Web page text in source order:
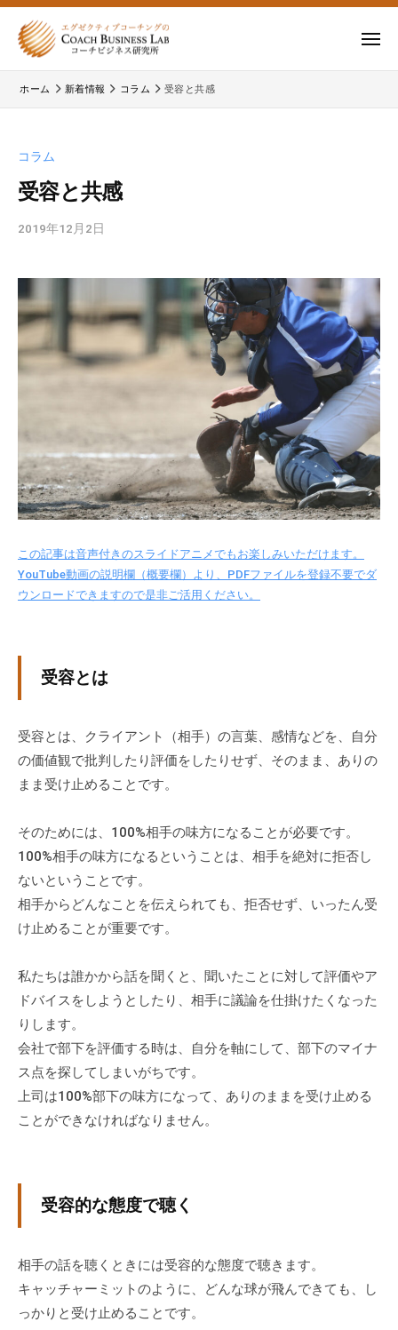
コ
ツ
株
式
社
ー
チ
ネ
ス
研
究
株
式
ー
チ
ビ
ジ
研
究
ー
ム
ペ
ー
で
す
に
、
エ
ゼ
ク
テ
ィ
コ
チ
の
育
成
、
エ
グ
テ
ブ
ー
チ
ン
メ
ュ
ホーム 新着情報 コラム 受容と共感
コラム
受容と共感
2019年12月2日
l
a
d
この記事は音声付きのスライドアニメでもお楽しみいただけます。
YouTube動画の説明欄（概要欄）より、PDFファイルを登録不要でダ
ウンロードできますので是非ご活用ください。
受容とは
受容とは、クライアント（相手）の言葉、感情などを、自分
の価値観で批判したり評価をしたりせず、そのまま、ありの
まま受け止めることです。
そのためには、100%相手の味方になることが必要です。
100%相手の味方になるということは、相手を絶対に拒否し
ないということです。
相手からどんなことを伝えられても、拒否せず、いったん受
け止めることが重要です。
私たちは誰かから話を聞くと、聞いたことに対して評価やア
ドバイスをしようとしたり、相手に議論を仕掛けたくなった
りします。
会社で部下を評価する時は、自分を軸にして、部下のマイナ
ス点を探してしまいがちです。
上司は100%部下の味方になって、ありのままを受け止める
ことができなければなりません。
受容的な態度で聴く
相手の話を聴くときには受容的な態度で聴きます。
キャッチャーミットのように、どんな球が飛んできても、し
っかりと受け止めることです。
式
会
社
コ
ー
ジ
ネ
ス
研
ー